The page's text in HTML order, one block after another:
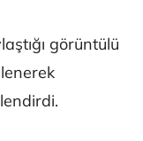
görüntülü